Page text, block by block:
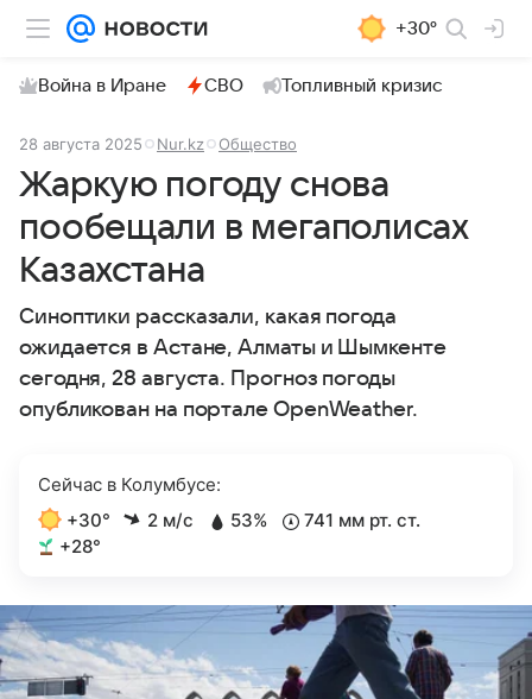
+30°
Война в Иране СВО Топливный кризис
28 августа 2025 Nur.kz Общество
Жаркую погоду снова
пообещали в мегаполисах
Казахстана
Синоптики рассказали, какая погода
ожидается в Астане, Алматы и Шымкенте
сегодня, 28 августа. Прогноз погоды
опубликован на портале OpenWeather.
Сейчас в Колумбусе:
+30°
2 м/с 53%
741 мм рт. ст.
+28°